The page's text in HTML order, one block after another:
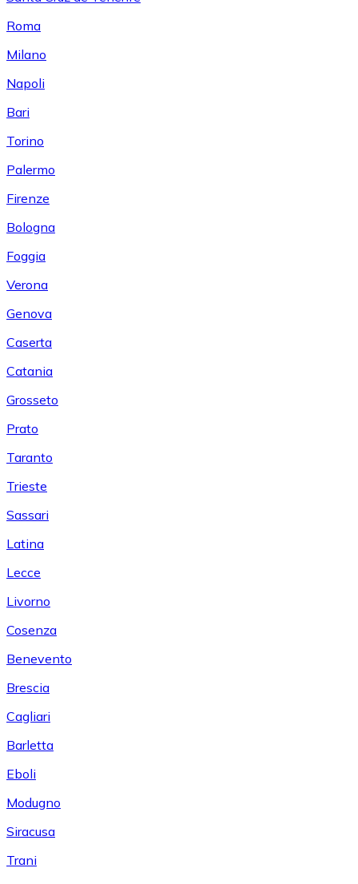
Roma
Milano
Napoli
Bari
Torino
Palermo
Firenze
Bologna
Foggia
Verona
Genova
Caserta
Catania
Grosseto
Prato
Taranto
Trieste
Sassari
Latina
Lecce
Livorno
Cosenza
Benevento
Brescia
Cagliari
Barletta
Eboli
Modugno
Siracusa
Trani